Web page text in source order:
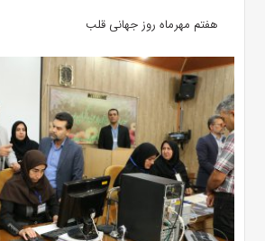
هفتم مهرماه روز جهانی قلب